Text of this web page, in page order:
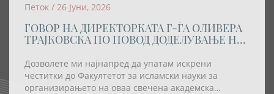
Петок / 26 Јуни, 2026
ГОВОР НА ДИРЕКТОРКАТА Г-ЃА ОЛИВЕРА
ТРАЈКОВСКА ПО ПОВОД ДОДЕЛУВАЊЕ НА
HONORIS CAUSA” НА РЕИСОТ НА ИВЗ
Дозволете ми најнапред да упатам искрени
честитки до Факултетот за исламски науки за
организирањето на оваа свечена академска